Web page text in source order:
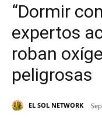
“Dormir
expertos
roban
peligrosas
EL SOL NETWORK